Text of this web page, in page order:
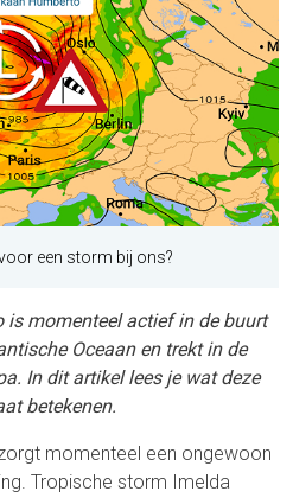
een storm bij ons?
is momenteel actief in de buurt
Oceaan en trekt in de
In dit artikel lees je wat deze
betekenen.
momenteel een ongewoon
Tropische storm Imelda